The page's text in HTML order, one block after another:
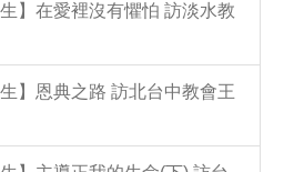
】在愛裡沒有懼怕 訪淡水教
】恩典之路 訪北台中教會王